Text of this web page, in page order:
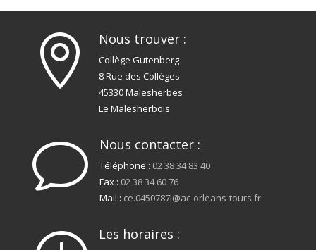
 Nous trouver :
Collège Gutenberg
8 Rue des Collèges
45330 Malesherbes
Le Malesherbois
v Nous contacter :
Téléphone : 02 38 34 83 40
Fax : 02 38 34 60 76
Mail : ce.0450787l@ac-orleans-tours.fr
Les horaires :